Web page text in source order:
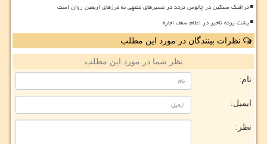
ترافیک سنگین در چالوس تردد در مسیرهای منتهی به مرزهای اربعین روان است
پشت پرده تاخیر در اعلام سقف اجاره
نظرات بینندگان در مورد این مطلب
نظر شما در مورد این مطلب
نام:
ایمیل:
نظر: